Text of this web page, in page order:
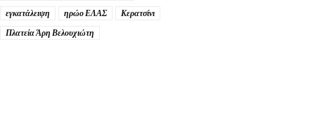
εγκατάλειψη
ηρώο ΕΛΑΣ
Κερατσίνι
Πλατεία Άρη Βελουχιώτη